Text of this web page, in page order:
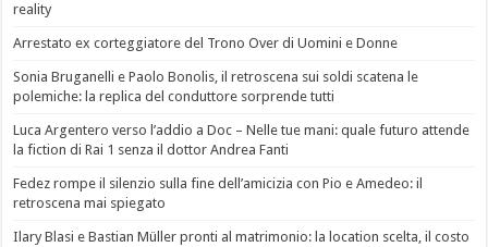
reality
Arrestato ex corteggiatore del Trono Over di Uomini e Donne
Sonia Bruganelli e Paolo Bonolis, il retroscena sui soldi scatena le
polemiche: la replica del conduttore sorprende tutti
Luca Argentero verso l’addio a Doc – Nelle tue mani: quale futuro attende
la fiction di Rai 1 senza il dottor Andrea Fanti
Fedez rompe il silenzio sulla fine dell’amicizia con Pio e Amedeo: il
retroscena mai spiegato
Ilary Blasi e Bastian Müller pronti al matrimonio: la location scelta, il costo